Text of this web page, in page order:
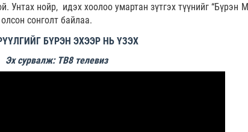
Унтах нойр, идэх хоолоо умартан зүтгэх түүнийг “Бүрэн
сонголт байлаа.
БҮРЭН ЭХЭЭР НЬ ҮЗЭХ
Эх сурвалж: ТВ8 телевиз